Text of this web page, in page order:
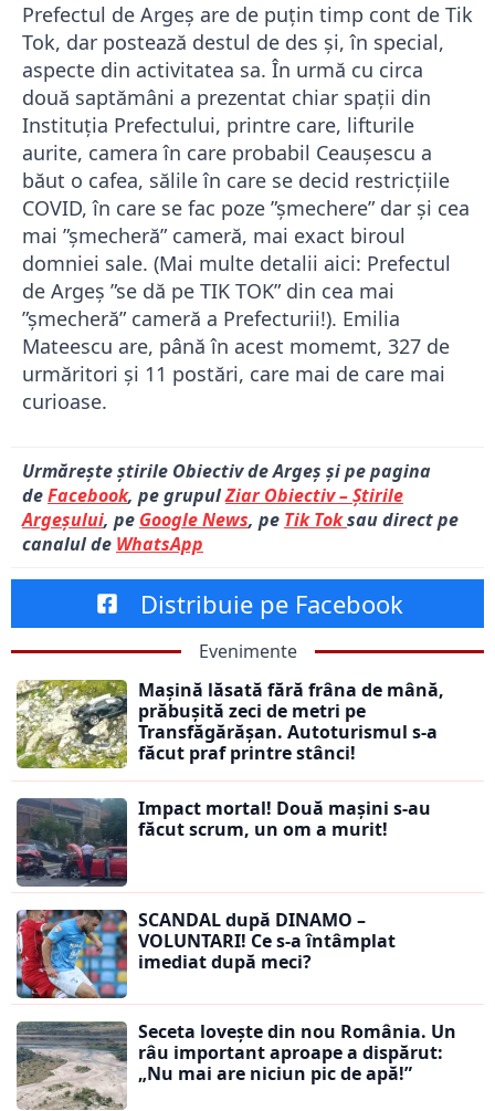
Prefectul de Argeș are de puțin timp cont de Tik
Tok, dar postează destul de des și, în special,
aspecte din activitatea sa. În urmă cu circa
două saptămâni a prezentat chiar spații din
Instituția Prefectului, printre care, lifturile
aurite, camera în care probabil Ceaușescu a
băut o cafea, sălile în care se decid restricțiile
COVID, în care se fac poze ”șmechere” dar și cea
mai ”șmecheră” cameră, mai exact biroul
domniei sale. (Mai multe detalii aici: Prefectul
de Argeș ”se dă pe TIK TOK” din cea mai
”șmecheră” cameră a Prefecturii!). Emilia
Mateescu are, până în acest momemt, 327 de
urmăritori și 11 postări, care mai de care mai
curioase.
Urmărește știrile Obiectiv de Argeș și pe pagina
deFacebook, pe grupulZiar Obiectiv – Știrile
Argeșului, pe Google News, pe Tik Toksau direct pe
canalul de WhatsApp
Distribuie pe Facebook
Evenimente
Mașină lăsată fără frâna de mână,
prăbușită zeci de metri pe
Transfăgărășan. Autoturismul s-a
făcut praf printre stânci!
Impact mortal! Două mașini s-au
făcut scrum, un om a murit!
SCANDAL după DINAMO –
VOLUNTARI! Ce s-a întâmplat
imediat după meci?
Seceta lovește din nou România. Un
râu important aproape a dispărut:
„Nu mai are niciun pic de apă!”